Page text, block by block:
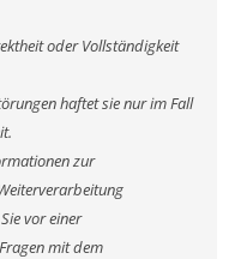
oder Vollständigkeit
haftet sie nur im Fall
zur
vor einer
mit dem